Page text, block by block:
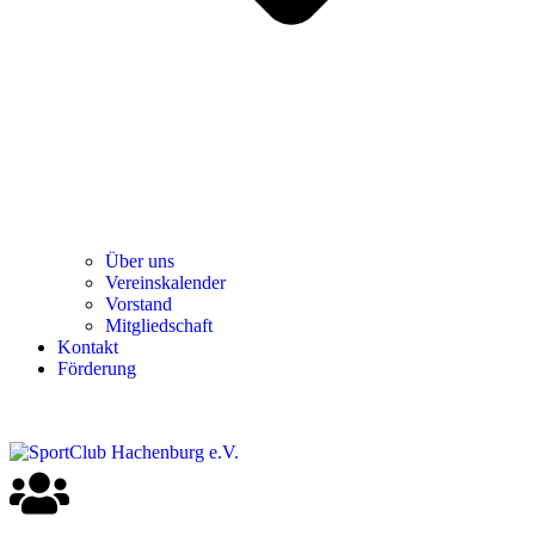
Über uns
Ver­einska­len­der
Vor­stand
Mit­glied­schaft
Kon­takt
För­de­rung